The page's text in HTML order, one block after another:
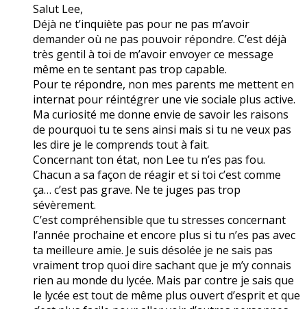
Salut Lee,
Déjà ne t’inquiète pas pour ne pas m’avoir
demander où ne pas pouvoir répondre. C’est déjà
très gentil à toi de m’avoir envoyer ce message
même en te sentant pas trop capable.
Pour te répondre, non mes parents me mettent en
internat pour réintégrer une vie sociale plus active.
Ma curiosité me donne envie de savoir les raisons
de pourquoi tu te sens ainsi mais si tu ne veux pas
les dire je le comprends tout à fait.
Concernant ton état, non Lee tu n’es pas fou.
Chacun a sa façon de réagir et si toi c’est comme
ça… c’est pas grave. Ne te juges pas trop
sévèrement.
C’est compréhensible que tu stresses concernant
l’année prochaine et encore plus si tu n’es pas avec
ta meilleure amie. Je suis désolée je ne sais pas
vraiment trop quoi dire sachant que je m’y connais
rien au monde du lycée. Mais par contre je sais que
le lycée est tout de même plus ouvert d’esprit et que